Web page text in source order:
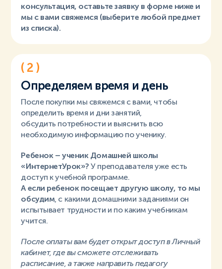
консультация, оставьте заявку в форме ниже и
мы с вами свяжемся (выберите любой предмет
из списка).
( 2 )
Определяем время и день
После покупки мы свяжемся с вами, чтобы
определить время и дни занятий,
обсудить потребности и выяснить всю
необходимую информацию по ученику.
Ребенок – ученик Домашней школы
«ИнтернетУрок»?У преподавателя уже есть
доступ к учебной программе.
А если ребенок посещает другую школу, то мы
обсудим , с какими домашними заданиями он
испытывает трудности и по каким учебникам
учится.
После оплаты вам будет открыт доступ в Личный
кабинет, где вы сможете отслеживать
расписание, а также направить педагогу